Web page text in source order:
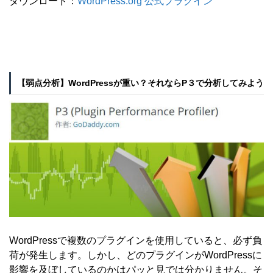
【弱点分析】WordPressが重い？それならP３で分析してみよう
WordPressで複数のプラグインを使用していると、必ず負
荷が発生します。しかし、どのプラグインがWordPressに
影響を及ぼしているのかはパッと見では分かりません。そ